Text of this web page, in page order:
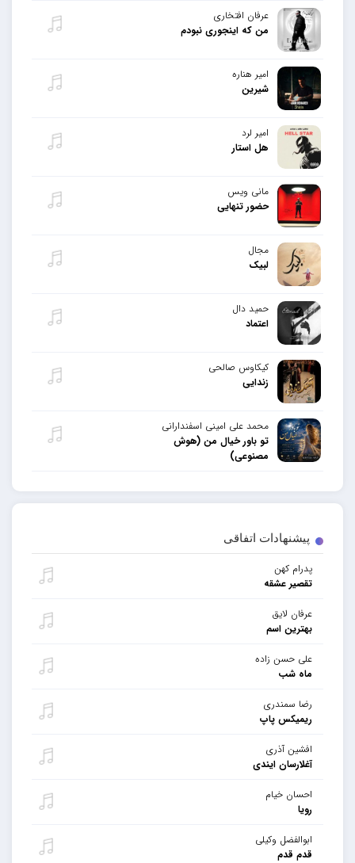
پیشنهادات اتفاقی
پدرام کهن
تقصیر عشقه
عرفان لایق
بهترین اسم
علی حسن زاده
ماه شب
رضا سمندری
ریمیکس پاپ
افشین آذری
آغلارسان ایندی
احسان خیام
رویا
ابوالفضل وکیلی
قدم قدم
عرفان افتخاری
من که اینجوری نبودم
امیر هناره
شیرین
امیر لرد
هل استار
مانی ویس
حضور تنهایی
مجال
لبیک
حمید دال
اعتماد
کیکاوس صالحی
زندایی
محمد علی امینی اسفندارانی
تو باور خیال من (هوش
مصنوعی)